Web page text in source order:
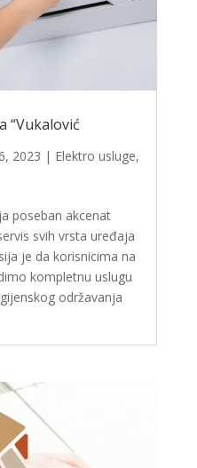
“Vukalović
2023 | Elektro usluge,
poseban akcenat
svih vrsta uređaja
je da korisnicima na
kompletnu uslugu
održavanja